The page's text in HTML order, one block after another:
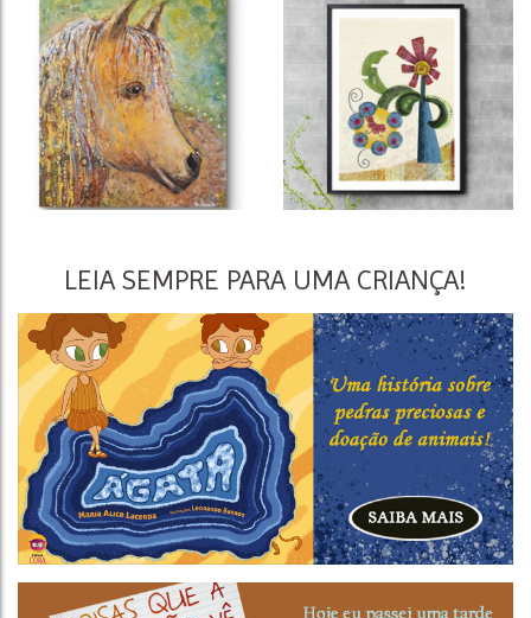
LEIA SEMPRE PARA UMA CRIANÇA!